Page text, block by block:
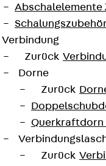
Abschalelemente
Verbindung
Zurück
Dorne
Zurück
Querkraftdorn
Zurück